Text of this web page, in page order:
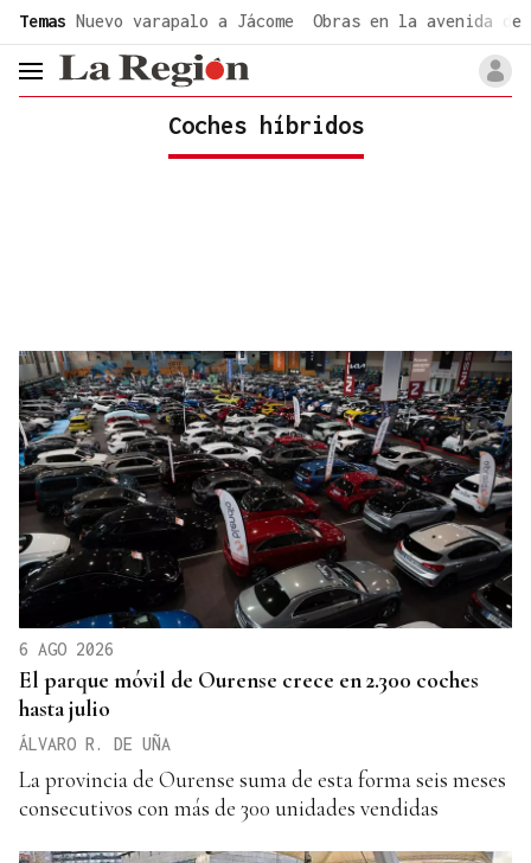
Temas Nuevo varapalo a Jácome Obras en la avenida de
header.menu.open
Coches híbridos
6 AGO 2026
El parque móvil de Ourense crece en 2.300 coches
hasta julio
ÁLVARO R. DE UÑA
La provincia de Ourense suma de esta forma seis meses
consecutivos con más de 300 unidades vendidas